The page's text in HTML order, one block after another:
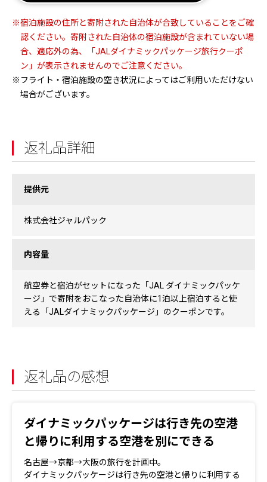
※宿泊施設の住所と寄附された自治体が合致していることをご確
認ください。寄附された自治体の宿泊施設が含まれていない場
合、適応外の為、「JALダイナミックパッケージ旅行クーポ
ン」が表示されませんのでご注意ください。
※フライト・宿泊施設の空き状況によってはご利用いただけない
場合がございます。
返礼品詳細
提供元
株式会社ジャルパック
内容量
航空券と宿泊がセットになった「JAL ダイナミックパッケ
ージ」で寄附をおこなった自治体に1泊以上宿泊すると使
える「JALダイナミックパッケージ」のクーポンです。
返礼品の感想
ダイナミックパッケージは行き先の空港
と帰りに利用する空港を別にできる
名古屋→京都→大阪の旅行を計画中。
ダイナミックパッケージは行き先の空港と帰りに利用する